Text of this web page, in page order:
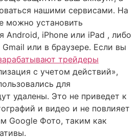
нашими сервисами. На
можно установить
Android, iPhone или iPad , либо
или в браузере. Если вы
трейдеры
с учетом действий»,
для
удалены. Это не приведет к
и видео и не повлияет
Google Фото, таким как